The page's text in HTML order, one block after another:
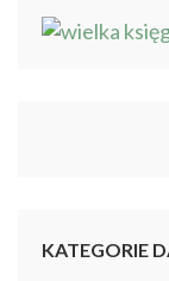
KATEGORIE